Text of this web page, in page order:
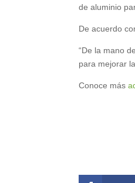
de aluminio
De acuerdo
“De la mano
para mejorar
Conoce más